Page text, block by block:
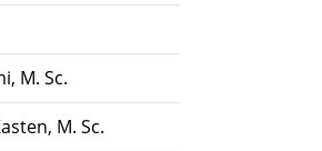
M. Sc.
M. Sc.